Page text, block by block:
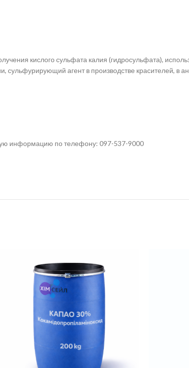
кислого сульфата калия (гидросульфата),
агент в производстве красителей, в
информацию по телефону: 097-537-9000